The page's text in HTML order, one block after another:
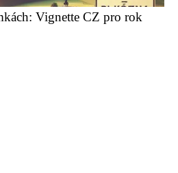
Vignette CZ pro rok